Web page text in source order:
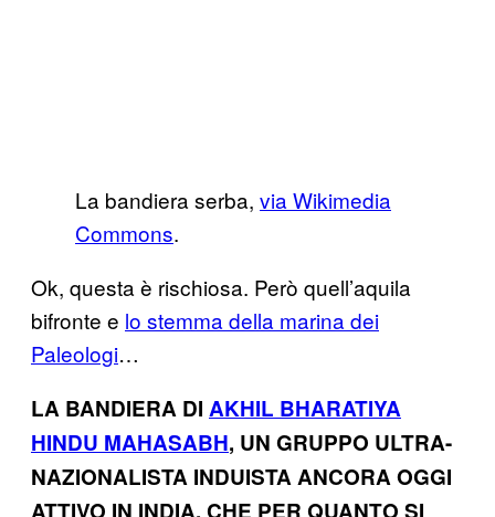
La bandiera serba, via Wikimedia
Commons.
Ok, questa è rischiosa. Però quell’aquila
bifronte e lo stemma della marina dei
Paleologi…
LA BANDIERA DI AKHIL BHARATIYA
HINDU MAHASABH, UN GRUPPO ULTRA-
NAZIONALISTA INDUISTA ANCORA OGGI
ATTIVO IN INDIA, CHE PER QUANTO SI